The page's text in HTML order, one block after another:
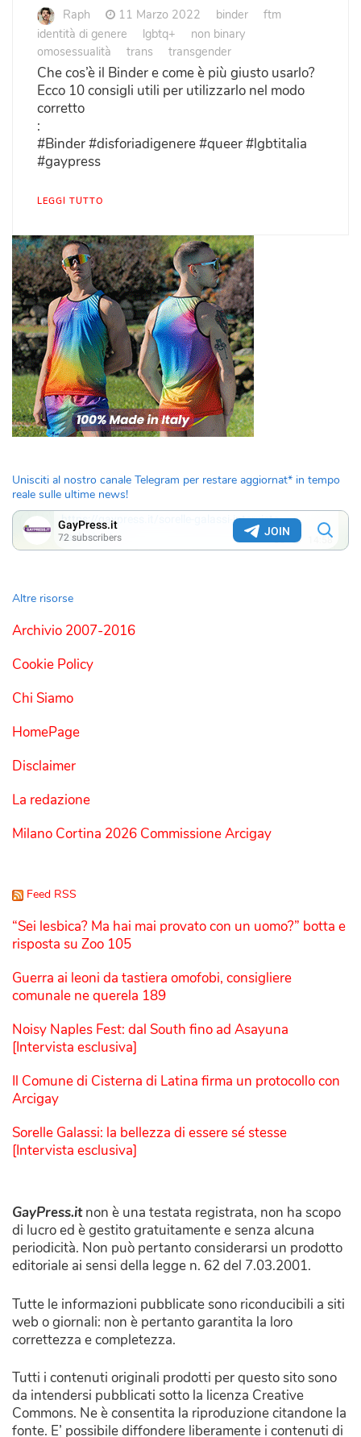
Raph 11 Marzo 2022 binder
ftm
identità di genere
lgbtq+
non binary
omosessualità
trans transgender
Che cos’è il Binder e come è più giusto usarlo?
Ecco 10 consigli utili per utilizzarlo nel modo
corretto
:
#Binder #disforiadigenere #queer #lgbtitalia
#gaypress
LEGGI TUTTO
Unisciti al nostro canale Telegram per restare aggiornat* in tempo
reale sulle ultime news!
Altre risorse
Archivio 2007-2016
Cookie Policy
Chi Siamo
HomePage
Disclaimer
La redazione
Milano Cortina 2026 Commissione Arcigay
Feed RSS
“Sei lesbica? Ma hai mai provato con un uomo?” botta e
risposta su Zoo 105
Guerra ai leoni da tastiera omofobi, consigliere
comunale ne querela 189
Noisy Naples Fest: dal South fino ad Asayuna
[Intervista esclusiva]
Il Comune di Cisterna di Latina firma un protocollo con
Arcigay
Sorelle Galassi: la bellezza di essere sé stesse
[Intervista esclusiva]
GayPress.itnon è una testata registrata, non ha scopo
di lucro ed è gestito gratuitamente e senza alcuna
periodicità. Non può pertanto considerarsi un prodotto
editoriale ai sensi della legge n. 62 del 7.03.2001.
Tutte le informazioni pubblicate sono riconducibili a siti
web o giornali: non è pertanto garantita la loro
correttezza e completezza.
Tutti i contenuti originali prodotti per questo sito sono
da intendersi pubblicati sotto la licenza Creative
Commons. Ne è consentita la riproduzione citandone la
fonte. E’ possibile diffondere liberamente i contenuti di